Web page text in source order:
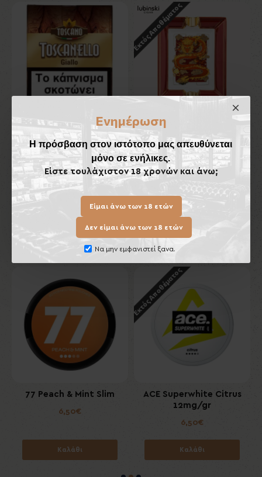
Ενημέρωση
Η πρόσβαση στον ιστότοπο μας απευθύνεται
μόνο σε ενήλικες.
Είστε τουλάχιστον 18 χρονών και άνω;
Είμαι άνω των 18 ετών
Δεν είμαι άνω των 18 ετών
Να μην εμφανιστεί ξανα.
Toscanello Giallo
7,70€
Καλάθι
Εκτός Αποθέματος
Κεραμικό Τασάκι Πούρων
Lubinski
70,00€
Ίδιας Κατηγορίας Ίδιου Κατασκευαστή
77 Peach & Mint Slim
6,50€
Καλάθι
Εκτός Αποθέματος
ACE Superwhite Citrus
12mg/gr
6,50€
Καλάθι